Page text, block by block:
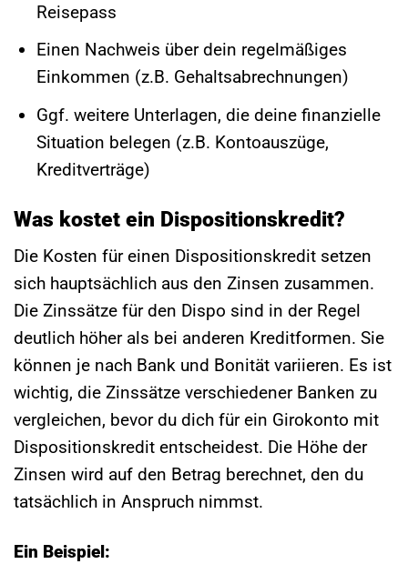
Reisepass
Einen Nachweis über dein regelmäßiges
Einkommen (z.B. Gehaltsabrechnungen)
Ggf. weitere Unterlagen, die deine finanzielle
Situation belegen (z.B. Kontoauszüge,
Kreditverträge)
Was kostet ein Dispositionskredit?
Die Kosten für einen Dispositionskredit setzen
sich hauptsächlich aus den Zinsen zusammen.
Die Zinssätze für den Dispo sind in der Regel
deutlich höher als bei anderen Kreditformen. Sie
können je nach Bank und Bonität variieren. Es ist
wichtig, die Zinssätze verschiedener Banken zu
vergleichen, bevor du dich für ein Girokonto mit
Dispositionskredit entscheidest. Die Höhe der
Zinsen wird auf den Betrag berechnet, den du
tatsächlich in Anspruch nimmst.
Ein Beispiel: